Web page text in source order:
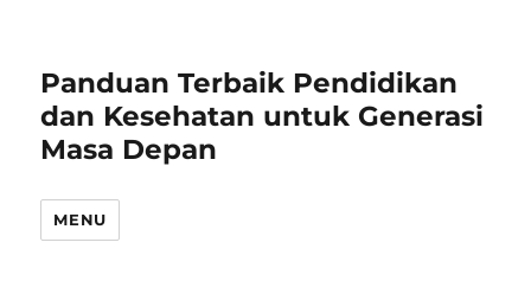
Panduan Terbaik Pendidikan
dan Kesehatan untuk Generasi
Masa Depan
MENU